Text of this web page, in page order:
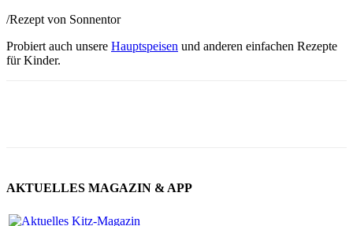
/Rezept von Sonnentor
Probiert auch unsere Hauptspeisen und anderen einfachen Rezepte
für Kinder.
AKTUELLES MAGAZIN & APP